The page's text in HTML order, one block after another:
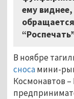
ему
В ноябре
сносамини-
Космонавтов –